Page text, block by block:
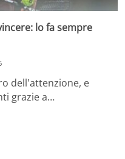
lo fa sempre
dell'attenzione, e
grazie a…